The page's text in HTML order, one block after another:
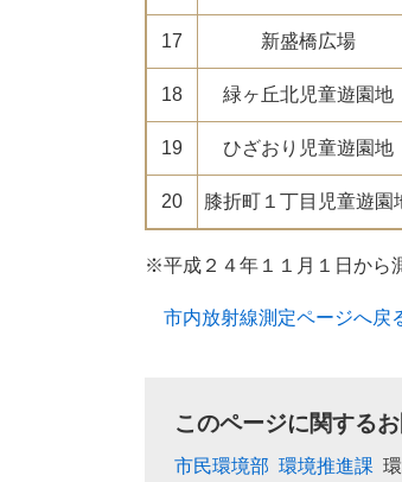
17 新盛橋広場
18 緑ヶ丘北児童遊園地
19 ひざおり児童遊園地
20 膝折町１丁目児童遊園
※平成２４年１１月１日から
市内放射線測定ページへ戻
このページに関する
市民環境部 環境推進課